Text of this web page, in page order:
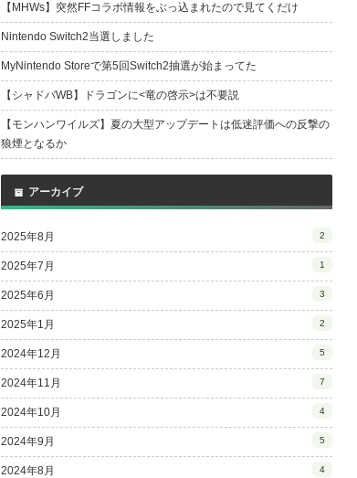
【MHWs】突然FFコラボ情報をぶっ込まれたので見てくだけ
Nintendo Switch2当選しました
MyNintendo Storeで第5回Switch2抽選が始まってた
【シャドバWB】ドラゴンに<竜の啓示>は不要説
【モンハンワイルズ】夏の大型アップデートは低迷評価への反撃の
狼煙となるか
アーカイブ
2025年8月 2
2025年7月 1
2025年6月 3
2025年1月 2
2024年12月 5
2024年11月 7
2024年10月 4
2024年9月 5
2024年8月 4